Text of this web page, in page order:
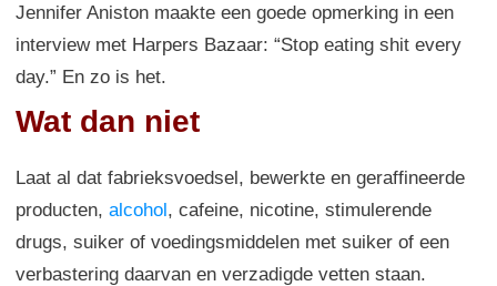
Jennifer Aniston maakte een goede opmerking in een
interview met Harpers Bazaar: “Stop eating shit every
day.” En zo is het.
Wat dan niet
Laat al dat fabrieksvoedsel, bewerkte en geraffineerde
producten, alcohol, cafeine, nicotine, stimulerende
drugs, suiker of voedingsmiddelen met suiker of een
verbastering daarvan en verzadigde vetten staan.